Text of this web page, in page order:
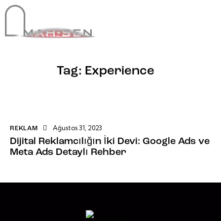
Tag: Experience
REKLAM Ağustos 31, 2023
Dijital Reklamcılığın İki Devi: Google Ads ve
Meta Ads Detaylı Rehber